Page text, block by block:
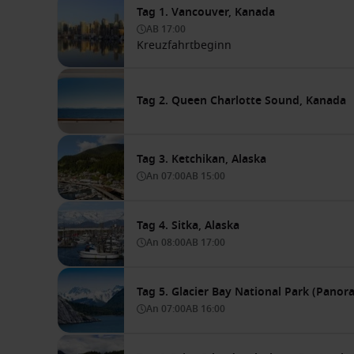
Tag 1. Vancouver, Kanada
AB 17:00
Kreuzfahrtbeginn
Tag 2. Queen Charlotte Sound, Kanada
Tag 3. Ketchikan, Alaska
An 07:00AB 15:00
Tag 4. Sitka, Alaska
An 08:00AB 17:00
Tag 5. Glacier Bay National Park
An 07:00AB 16:00